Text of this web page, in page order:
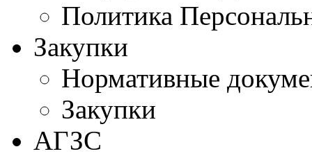
Политика
Закупки
Нормативные
Закупки
АГЗС